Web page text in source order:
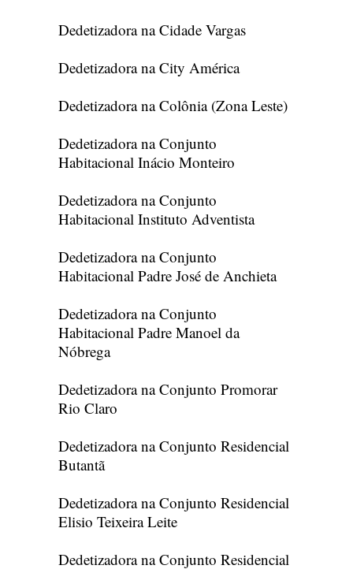
Dedetizadora na Cidade Vargas
Dedetizadora na City América
Dedetizadora na Colônia (Zona Leste)
Dedetizadora na Conjunto
Habitacional Inácio Monteiro
Dedetizadora na Conjunto
Habitacional Instituto Adventista
Dedetizadora na Conjunto
Habitacional Padre José de Anchieta
Dedetizadora na Conjunto
Habitacional Padre Manoel da
Nóbrega
Dedetizadora na Conjunto Promorar
Rio Claro
Dedetizadora na Conjunto Residencial
Butantã
Dedetizadora na Conjunto Residencial
Elisio Teixeira Leite
Dedetizadora na Conjunto Residencial